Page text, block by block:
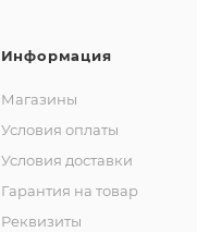
Информация
Магазины
Условия оплаты
Условия доставки
Гарантия на товар
Реквизиты